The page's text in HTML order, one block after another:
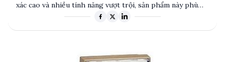
xác cao và nhiều tính năng vượt trội, sản phẩm này phù
hợp cho các kỹ sư và nhà kỹ thuật trong lĩnh vực điện tử